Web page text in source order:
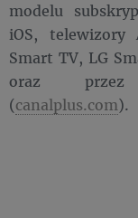
modelu
iOS, telewizory
Smart TV, LG
oraz przez
(canalplus.com).